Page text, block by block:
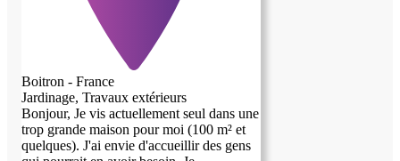
Boitron - France
Jardinage, Travaux extérieurs
Bonjour, Je vis actuellement seul dans une
trop grande maison pour moi (100 m² et
quelques). J'ai envie d'accueillir des gens